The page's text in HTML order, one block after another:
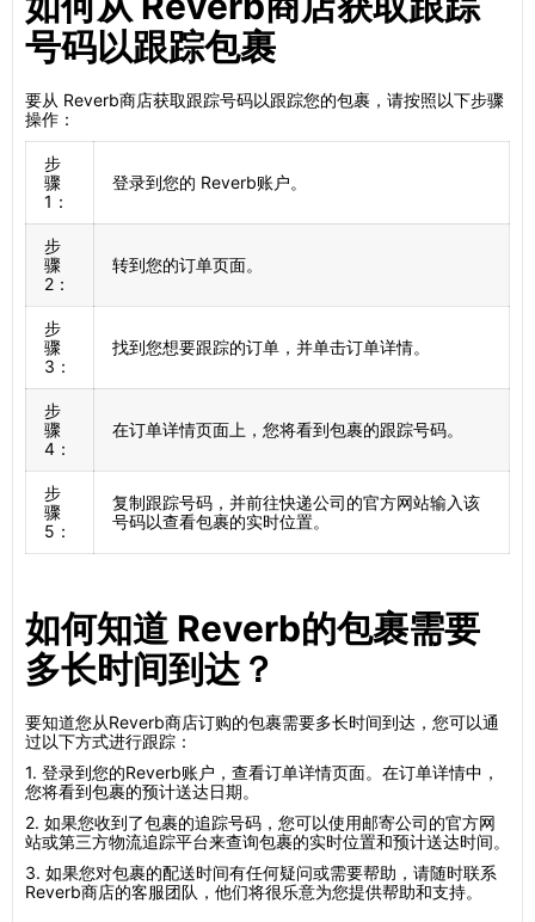
号码以跟踪包裹
要从 Reverb商店获取跟踪号码以跟踪您的包裹，请按照以下步骤
操作：
步
骤
1：
登录到您的 Reverb账户。
步
骤
2：
转到您的订单页面。
步
骤
3：
找到您想要跟踪的订单，并单击订单详情。
步
骤
4：
在订单详情页面上，您将看到包裹的跟踪号码。
步
骤
5：
复制跟踪号码，并前往快递公司的官方网站输入该
号码以查看包裹的实时位置。
如何知道 Reverb的包裹需要
多长时间到达？
要知道您从Reverb商店订购的包裹需要多长时间到达，您可以通
过以下方式进行跟踪：
1. 登录到您的Reverb账户，查看订单详情页面。在订单详情中，
您将看到包裹的预计送达日期。
2. 如果您收到了包裹的追踪号码，您可以使用邮寄公司的官方网
站或第三方物流追踪平台来查询包裹的实时位置和预计送达时间。
3. 如果您对包裹的配送时间有任何疑问或需要帮助，请随时联系
Reverb商店的客服团队，他们将很乐意为您提供帮助和支持。